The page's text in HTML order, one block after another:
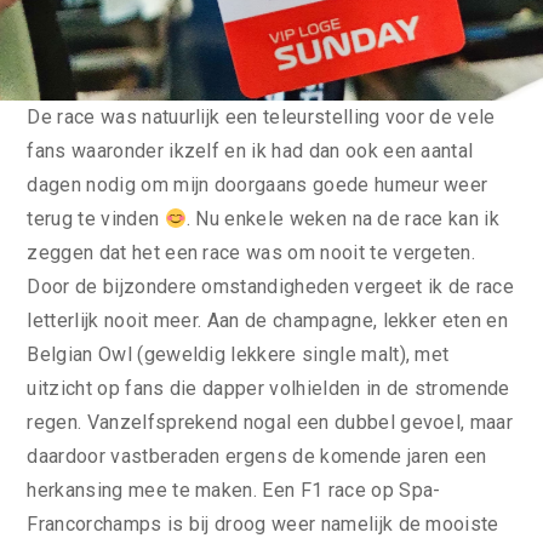
De race was natuurlijk een teleurstelling voor de vele
fans waaronder ikzelf en ik had dan ook een aantal
dagen nodig om mijn doorgaans goede humeur weer
terug te vinden
. Nu enkele weken na de race kan ik
zeggen dat het een race was om nooit te vergeten.
Door de bijzondere omstandigheden vergeet ik de race
letterlijk nooit meer. Aan de champagne, lekker eten en
Belgian Owl (geweldig lekkere single malt), met
uitzicht op fans die dapper volhielden in de stromende
regen. Vanzelfsprekend nogal een dubbel gevoel, maar
daardoor vastberaden ergens de komende jaren een
herkansing mee te maken. Een F1 race op Spa-
Francorchamps is bij droog weer namelijk de mooiste